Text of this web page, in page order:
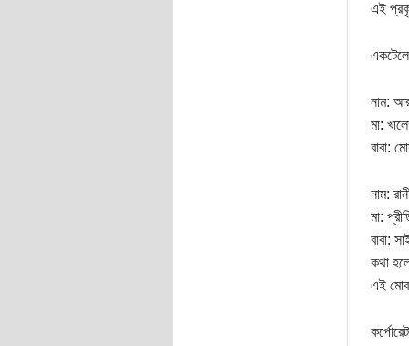
এই
নাম:
মা:
বাবা:
নাম:
মা:
বাবা:
কথা
এই